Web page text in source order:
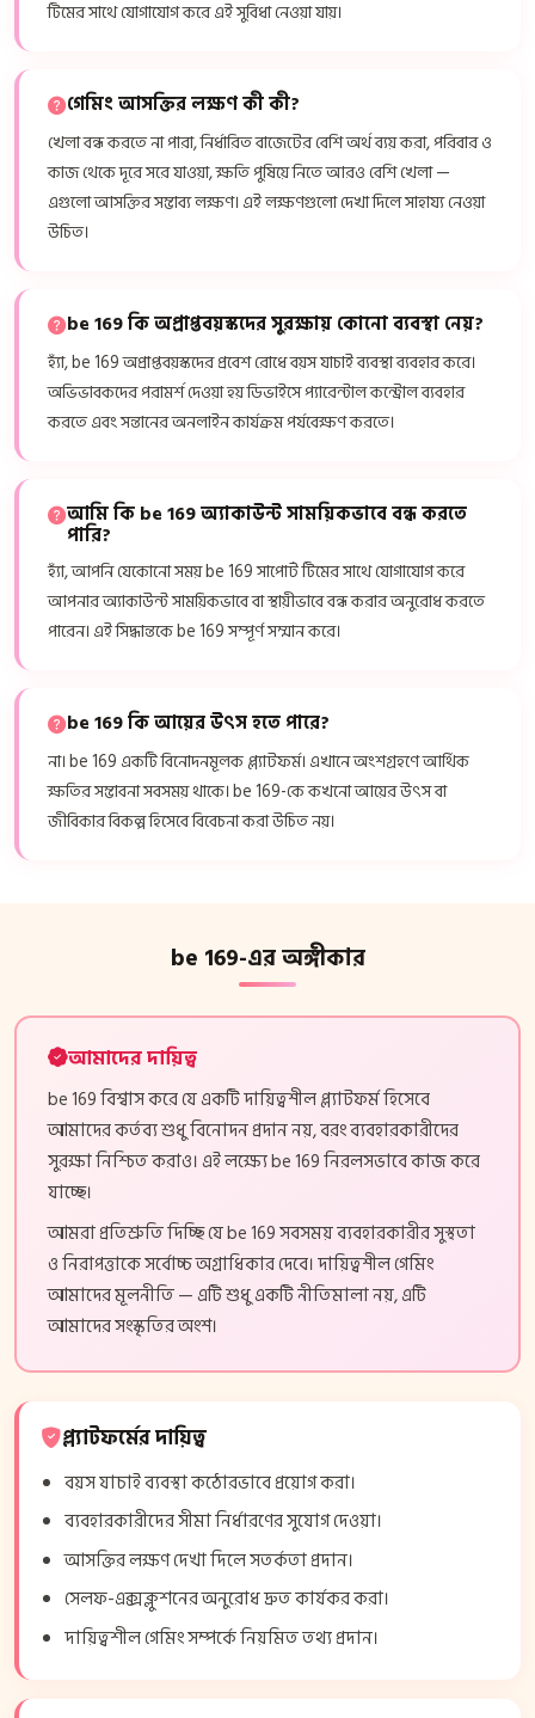
টিমের সাথে যোগাযোগ করে এই সুবিধা নেওয়া যায়।
গেমিং আসক্তির লক্ষণ কী কী?
খেলা বন্ধ করতে না পারা, নির্ধারিত বাজেটের বেশি অর্থ ব্যয় করা, পরিবার ও
কাজ থেকে দূরে সরে যাওয়া, ক্ষতি পুষিয়ে নিতে আরও বেশি খেলা —
এগুলো আসক্তির সম্ভাব্য লক্ষণ। এই লক্ষণগুলো দেখা দিলে সাহায্য নেওয়া
উচিত।
be 169 কি অপ্রাপ্তবয়স্কদের সুরক্ষায় কোনো ব্যবস্থা নেয়?
হ্যাঁ, be 169 অপ্রাপ্তবয়স্কদের প্রবেশ রোধে বয়স যাচাই ব্যবস্থা ব্যবহার করে।
অভিভাবকদের পরামর্শ দেওয়া হয় ডিভাইসে প্যারেন্টাল কন্ট্রোল ব্যবহার
করতে এবং সন্তানের অনলাইন কার্যক্রম পর্যবেক্ষণ করতে।
আমি কি be 169 অ্যাকাউন্ট সাময়িকভাবে বন্ধ করতে
পারি?
হ্যাঁ, আপনি যেকোনো সময় be 169 সাপোর্ট টিমের সাথে যোগাযোগ করে
আপনার অ্যাকাউন্ট সাময়িকভাবে বা স্থায়ীভাবে বন্ধ করার অনুরোধ করতে
পারেন। এই সিদ্ধান্তকে be 169 সম্পূর্ণ সম্মান করে।
be 169 কি আয়ের উৎস হতে পারে?
না। be 169 একটি বিনোদনমূলক প্ল্যাটফর্ম। এখানে অংশগ্রহণে আর্থিক
ক্ষতির সম্ভাবনা সবসময় থাকে। be 169-কে কখনো আয়ের উৎস বা
জীবিকার বিকল্প হিসেবে বিবেচনা করা উচিত নয়।
be 169-এর অঙ্গীকার
আমাদের দায়িত্ব
be 169 বিশ্বাস করে যে একটি দায়িত্বশীল প্ল্যাটফর্ম হিসেবে
আমাদের কর্তব্য শুধু বিনোদন প্রদান নয়, বরং ব্যবহারকারীদের
সুরক্ষা নিশ্চিত করাও। এই লক্ষ্যে be 169 নিরলসভাবে কাজ করে
যাচ্ছে।
আমরা প্রতিশ্রুতি দিচ্ছি যে be 169 সবসময় ব্যবহারকারীর সুস্থতা
ও নিরাপত্তাকে সর্বোচ্চ অগ্রাধিকার দেবে। দায়িত্বশীল গেমিং
আমাদের মূলনীতি — এটি শুধু একটি নীতিমালা নয়, এটি
আমাদের সংস্কৃতির অংশ।
প্ল্যাটফর্মের দায়িত্ব
বয়স যাচাই ব্যবস্থা কঠোরভাবে প্রয়োগ করা।
ব্যবহারকারীদের সীমা নির্ধারণের সুযোগ দেওয়া।
আসক্তির লক্ষণ দেখা দিলে সতর্কতা প্রদান।
সেলফ-এক্সক্লুশনের অনুরোধ দ্রুত কার্যকর করা।
দায়িত্বশীল গেমিং সম্পর্কে নিয়মিত তথ্য প্রদান।